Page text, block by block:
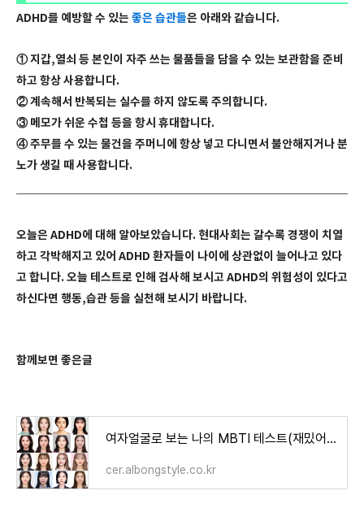
ADHD를 예방할 수 있는 좋은 습관들은 아래와 같습니다.
① 지갑,열쇠 등 본인이 자주 쓰는 물품들을 담을 수 있는 보관함을 준비
하고 항상 사용합니다.
② 계속해서 반복되는 실수를 하지 않도록 주의합니다.
③ 메모가 쉬운 수첩 등을 항시 휴대합니다.
④ 주무를 수 있는 물건을 주머니에 항상 넣고 다니면서 불안해지거나 분
노가 생길 때 사용합니다.
오늘은 ADHD에 대해 알아보았습니다. 현대사회는 갈수록 경쟁이 치열
하고 각박해지고 있어 ADHD 환자들이 나이에 상관없이 늘어나고 있다
고 합니다. 오늘 테스트로 인해 검사해 보시고 ADHD의 위험성이 있다고
하신다면 행동,습관 등을 실천해 보시기 바랍니다.
함께보면 좋은글
여자얼굴로 보는 나의 MBTI 테스트(재밌어요)
cer.albongstyle.co.kr